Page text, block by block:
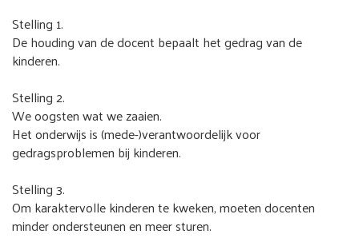
Stelling 1.
De houding van de docent bepaalt het gedrag van de
kinderen.
Stelling 2.
We oogsten wat we zaaien.
Het onderwijs is (mede-)verantwoordelijk voor
gedragsproblemen bij kinderen.
Stelling 3.
Om karaktervolle kinderen te kweken, moeten docenten
minder ondersteunen en meer sturen.